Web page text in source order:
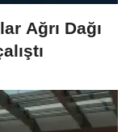
Ağrı Dağı